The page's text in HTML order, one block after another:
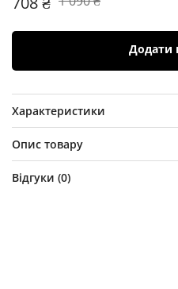
Додати
Характеристики
Опис товару
Відгуки (0)